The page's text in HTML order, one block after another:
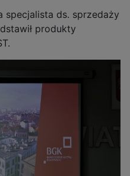
specjalista ds. sprzedaży
produkty